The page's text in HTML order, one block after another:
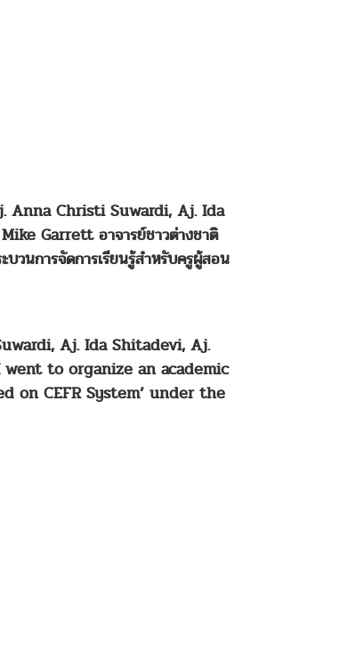
Anna Christi Suwardi, Aj. Ida
Garrett อาจารย์ชาวต่างชาติ
วนการจัดการเรียนรู้สำหรับครูผู้สอน
Aj. Ida Shitadevi, Aj.
went to organize an academic
on CEFR System’ under the